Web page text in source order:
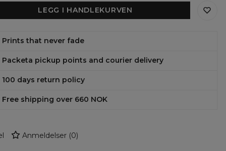
LEGG I HANDLEKURVEN
Prints that never fade
Packeta pickup points and courier delivery
100 days return policy
Free shipping over 660 NOK
Anmeldelser(0)